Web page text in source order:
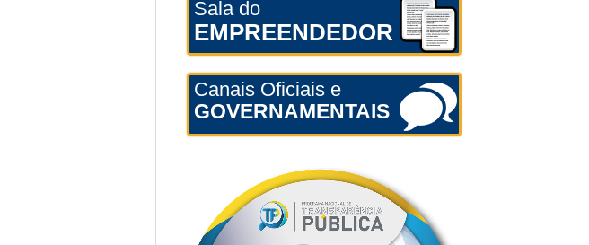
Sala do
EMPREENDEDOR
Canais Oficiais e
GOVERNAMENTAIS